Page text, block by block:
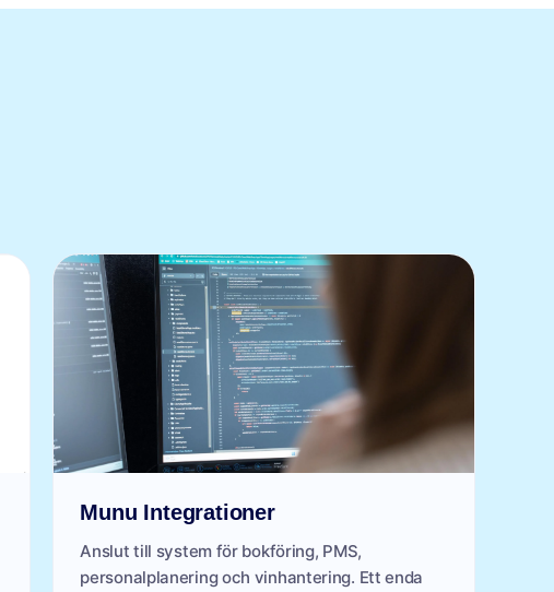
Munu Integrationer
Anslut till system för bokföring, PMS,
personalplanering och vinhantering. Ett enda